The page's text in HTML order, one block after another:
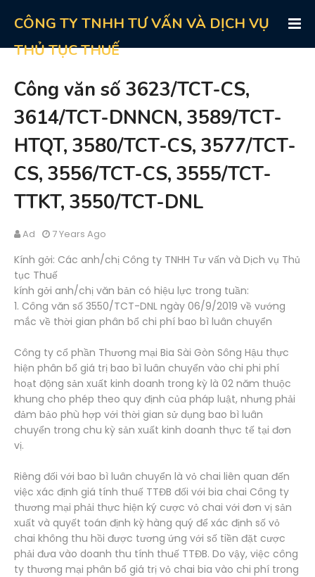
CÔNG TY TNHH TƯ VẤN VÀ DỊCH VỤ
THỦ TỤC THUẾ
Công văn số 3623/TCT-CS,
3614/TCT-DNNCN, 3589/TCT-
HTQT, 3580/TCT-CS, 3577/TCT-
CS, 3556/TCT-CS, 3555/TCT-
TTKT, 3550/TCT-DNL
Ad 7 Years Ago
Kính gởi: Các anh/chị Công ty TNHH Tư vấn và Dịch vụ Thủ
tục Thuế
kính gởi anh/chị văn bản có hiệu lực trong tuần:
1. Công văn số 3550/TCT-DNL ngày 06/9/2019 về vướng
mắc về thời gian phân bổ chi phí bao bì luân chuyển
Công ty cổ phần Thương mại Bia Sài Gòn Sông Hậu thực
hiện phân bổ giá trị bao bì luân chuyển vào chi phi phí
hoạt động sản xuất kinh doanh trong kỳ là 02 năm thuộc
khung cho phép theo quy định của pháp luật, nhưng phải
đảm bảo phù hợp với thời gian sử dụng bao bì luân
chuyển trong chu kỳ sản xuất kinh doanh thực tế tại đơn
vị.
Riêng đối với bao bì luân chuyển là vỏ chai liên quan đến
việc xác định giá tính thuế TTĐB đối với bia chai Công ty
thương mại phải thực hiện ký cược vỏ chai với đơn vị sản
xuất và quyết toán định kỳ hàng quý để xác định số vỏ
chai không thu hồi được tương ứng với số tiền đặt cược
phải đưa vào doanh thu tính thuế TTĐB. Do vậy, việc công
ty thương mại phân bổ giá trị vỏ chai bia vào chi phí trong